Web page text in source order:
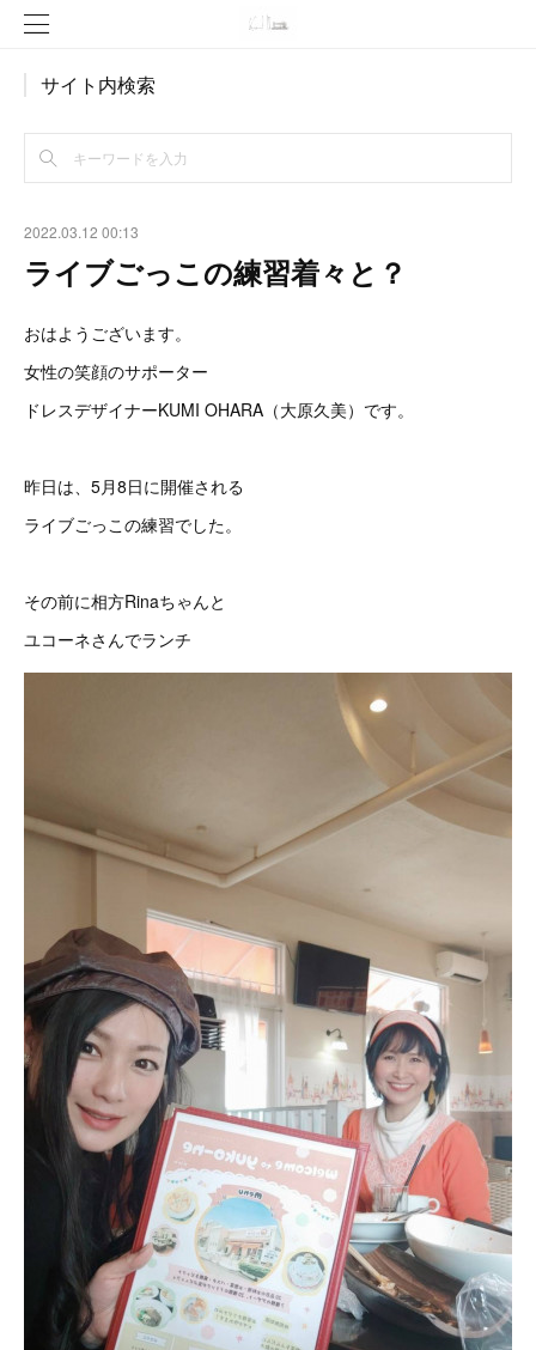
サイト内検索
2022.03.12 00:13
ライブごっこの練習着々と？
おはようございます。
女性の笑顔のサポーター
ドレスデザイナーKUMI OHARA（大原久美）です。
昨日は、5月8日に開催される
ライブごっこの練習でした。
その前に相方Rinaちゃんと
ユコーネさんでランチ